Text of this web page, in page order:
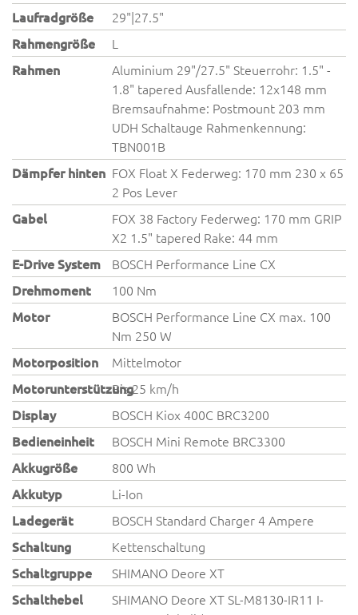
Laufradgröße
29"|27.5"
Rahmengröße
L
Rahmen
Aluminium 29"/27.5" Steuerrohr: 1.5" -
1.8" tapered Ausfallende: 12x148 mm
Bremsaufnahme: Postmount 203 mm
UDH Schaltauge Rahmenkennung:
TBN001B
Dämpfer hinten FOX Float X Federweg: 170 mm 230 x 65
2 Pos Lever
Gabel
FOX 38 Factory Federweg: 170 mm GRIP
X2 1.5" tapered Rake: 44 mm
E-Drive System
BOSCH Performance Line CX
Drehmoment
100 Nm
Motor
BOSCH Performance Line CX max. 100
Nm 250 W
Motorposition
Mittelmotor
MotorunterstützungBis 25 km/h
Display
BOSCH Kiox 400C BRC3200
Bedieneinheit
BOSCH Mini Remote BRC3300
Akkugröße
800 Wh
Akkutyp
Li-Ion
Ladegerät
BOSCH Standard Charger 4 Ampere
Schaltung
Kettenschaltung
Schaltgruppe
SHIMANO Deore XT
Schalthebel
SHIMANO Deore XT SL-M8130-IR11 I-